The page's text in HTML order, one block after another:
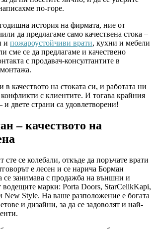
по-горе.
история на фирмата, ние от
да предлагаме само качествена стока –
и пожароустойчиви врати, кухни и мебели
сме се да предлагаме и качествено
с продавач-консултантите в
в качеството на стоката си, и работата ни
с клиентите. И тогава крайния
и двете страни са удовлетворени!
– качеството на
се колебали, откъде да поръчате врати
е лесен и се нарича Борман
се занимава с продажба на външни и
водещите марки: Porta Doors, StarCelikKapi,
New Style. На ваше разположение е богата
и дизайни, за да се задоволят и най-